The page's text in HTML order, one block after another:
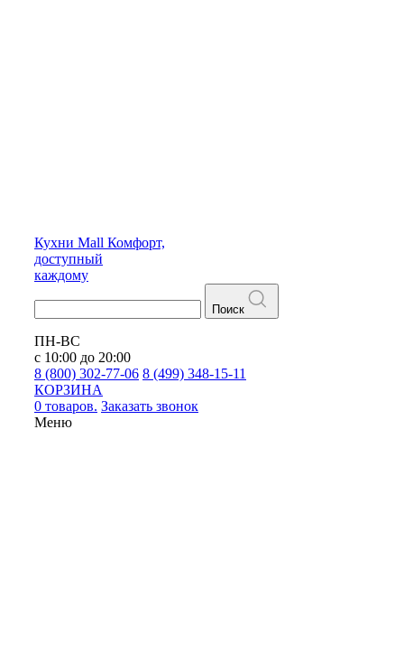
Кухни Mall Комфорт,
доступный
каждому
Поиск
ПН-ВС
с 10:00 до 20:00
8 (800) 302-77-06 8 (499) 348-15-11
КОРЗИНА
0 товаров. Заказать звонок
Меню